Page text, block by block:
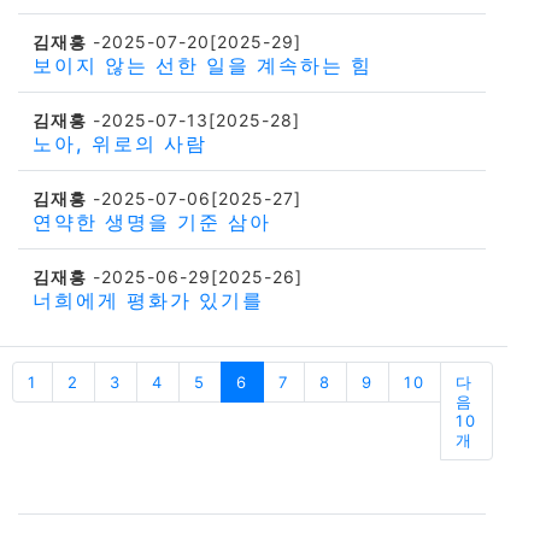
김재흥 -2025-07-20[2025-29]
보이지 않는 선한 일을 계속하는 힘
김재흥 -2025-07-13[2025-28]
노아, 위로의 사람
김재흥 -2025-07-06[2025-27]
연약한 생명을 기준 삼아
김재흥 -2025-06-29[2025-26]
너희에게 평화가 있기를
1 2 3 4 5 6 7 8 9 10
다
음
10
개